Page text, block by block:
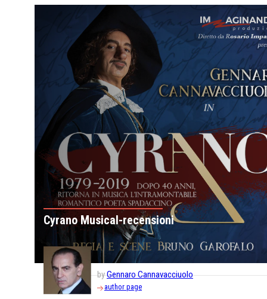
Cyrano Musical-recensioni
byGennaro Cannavacciuolo
author page